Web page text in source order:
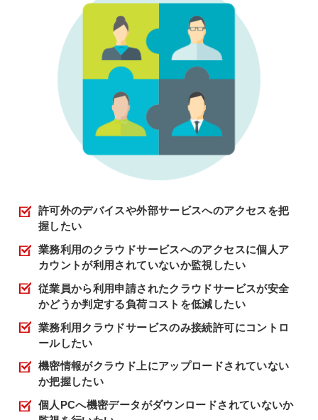
許可外のデバイスや外部サービスへのアクセスを把
握したい
業務利用のクラウドサービスへのアクセスに個人ア
カウントが利用されていないか監視したい
従業員から利用申請されたクラウドサービスが安全
かどうか判定する負荷コストを低減したい
業務利用クラウドサービスのみ接続許可にコントロ
ールしたい
機密情報がクラウド上にアップロードされていない
か把握したい
個人PCへ機密データがダウンロードされていないか